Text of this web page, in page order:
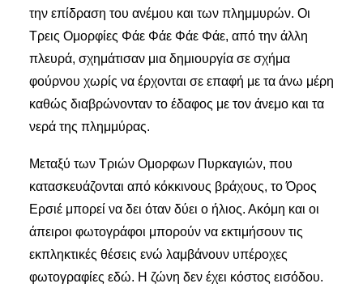
την επίδραση του ανέμου και των πλημμυρών. Οι
Τρεις Ομορφίες Φάε Φάε Φάε Φάε, από την άλλη
πλευρά, σχημάτισαν μια δημιουργία σε σχήμα
φούρνου χωρίς να έρχονται σε επαφή με τα άνω μέρη
καθώς διαβρώνονταν το έδαφος με τον άνεμο και τα
νερά της πλημμύρας.
Μεταξύ των Τριών Ομορφων Πυρκαγιών, που
κατασκευάζονται από κόκκινους βράχους, το Όρος
Ερσιέ μπορεί να δει όταν δύει ο ήλιος. Ακόμη και οι
άπειροι φωτογράφοι μπορούν να εκτιμήσουν τις
εκπληκτικές θέσεις ενώ λαμβάνουν υπέροχες
φωτογραφίες εδώ. Η ζώνη δεν έχει κόστος εισόδου.